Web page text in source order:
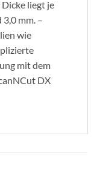
liegt je
mm. –
wie
mit dem
DX